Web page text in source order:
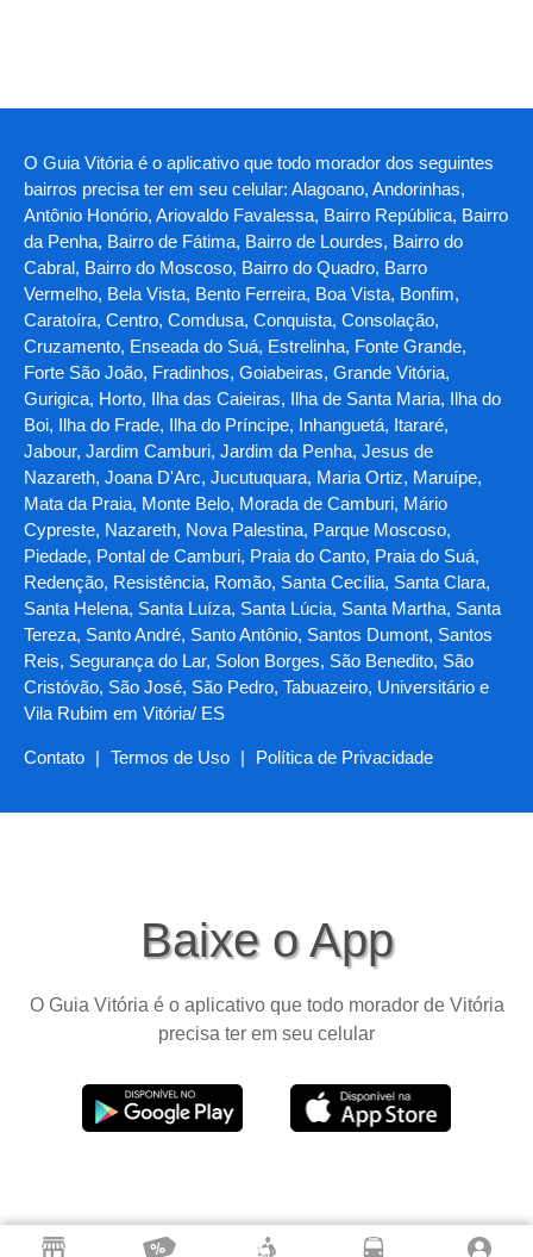
O Guia Vitória é o aplicativo que todo morador dos seguintes
bairros precisa ter em seu celular: Alagoano, Andorinhas,
Antônio Honório, Ariovaldo Favalessa, Bairro República, Bairro
da Penha, Bairro de Fátima, Bairro de Lourdes, Bairro do
Cabral, Bairro do Moscoso, Bairro do Quadro, Barro
Vermelho, Bela Vista, Bento Ferreira, Boa Vista, Bonfim,
Caratoíra, Centro, Comdusa, Conquista, Consolação,
Cruzamento, Enseada do Suá, Estrelinha, Fonte Grande,
Forte São João, Fradinhos, Goiabeiras, Grande Vitória,
Gurigica, Horto, Ilha das Caieiras, Ilha de Santa Maria, Ilha do
Boi, Ilha do Frade, Ilha do Príncipe, Inhanguetá, Itararé,
Jabour, Jardim Camburi, Jardim da Penha, Jesus de
Nazareth, Joana D'Arc, Jucutuquara, Maria Ortiz, Maruípe,
Mata da Praia, Monte Belo, Morada de Camburi, Mário
Cypreste, Nazareth, Nova Palestina, Parque Moscoso,
Piedade, Pontal de Camburi, Praia do Canto, Praia do Suá,
Redenção, Resistência, Romão, Santa Cecília, Santa Clara,
Santa Helena, Santa Luíza, Santa Lúcia, Santa Martha, Santa
Tereza, Santo André, Santo Antônio, Santos Dumont, Santos
Reis, Segurança do Lar, Solon Borges, São Benedito, São
Cristóvão, São José, São Pedro, Tabuazeiro, Universitário e
Vila Rubim em Vitória/ ES
Contato | Termos de Uso | Política de Privacidade
Baixe o App
O Guia Vitória é o aplicativo que todo morador de Vitória
precisa ter em seu celular